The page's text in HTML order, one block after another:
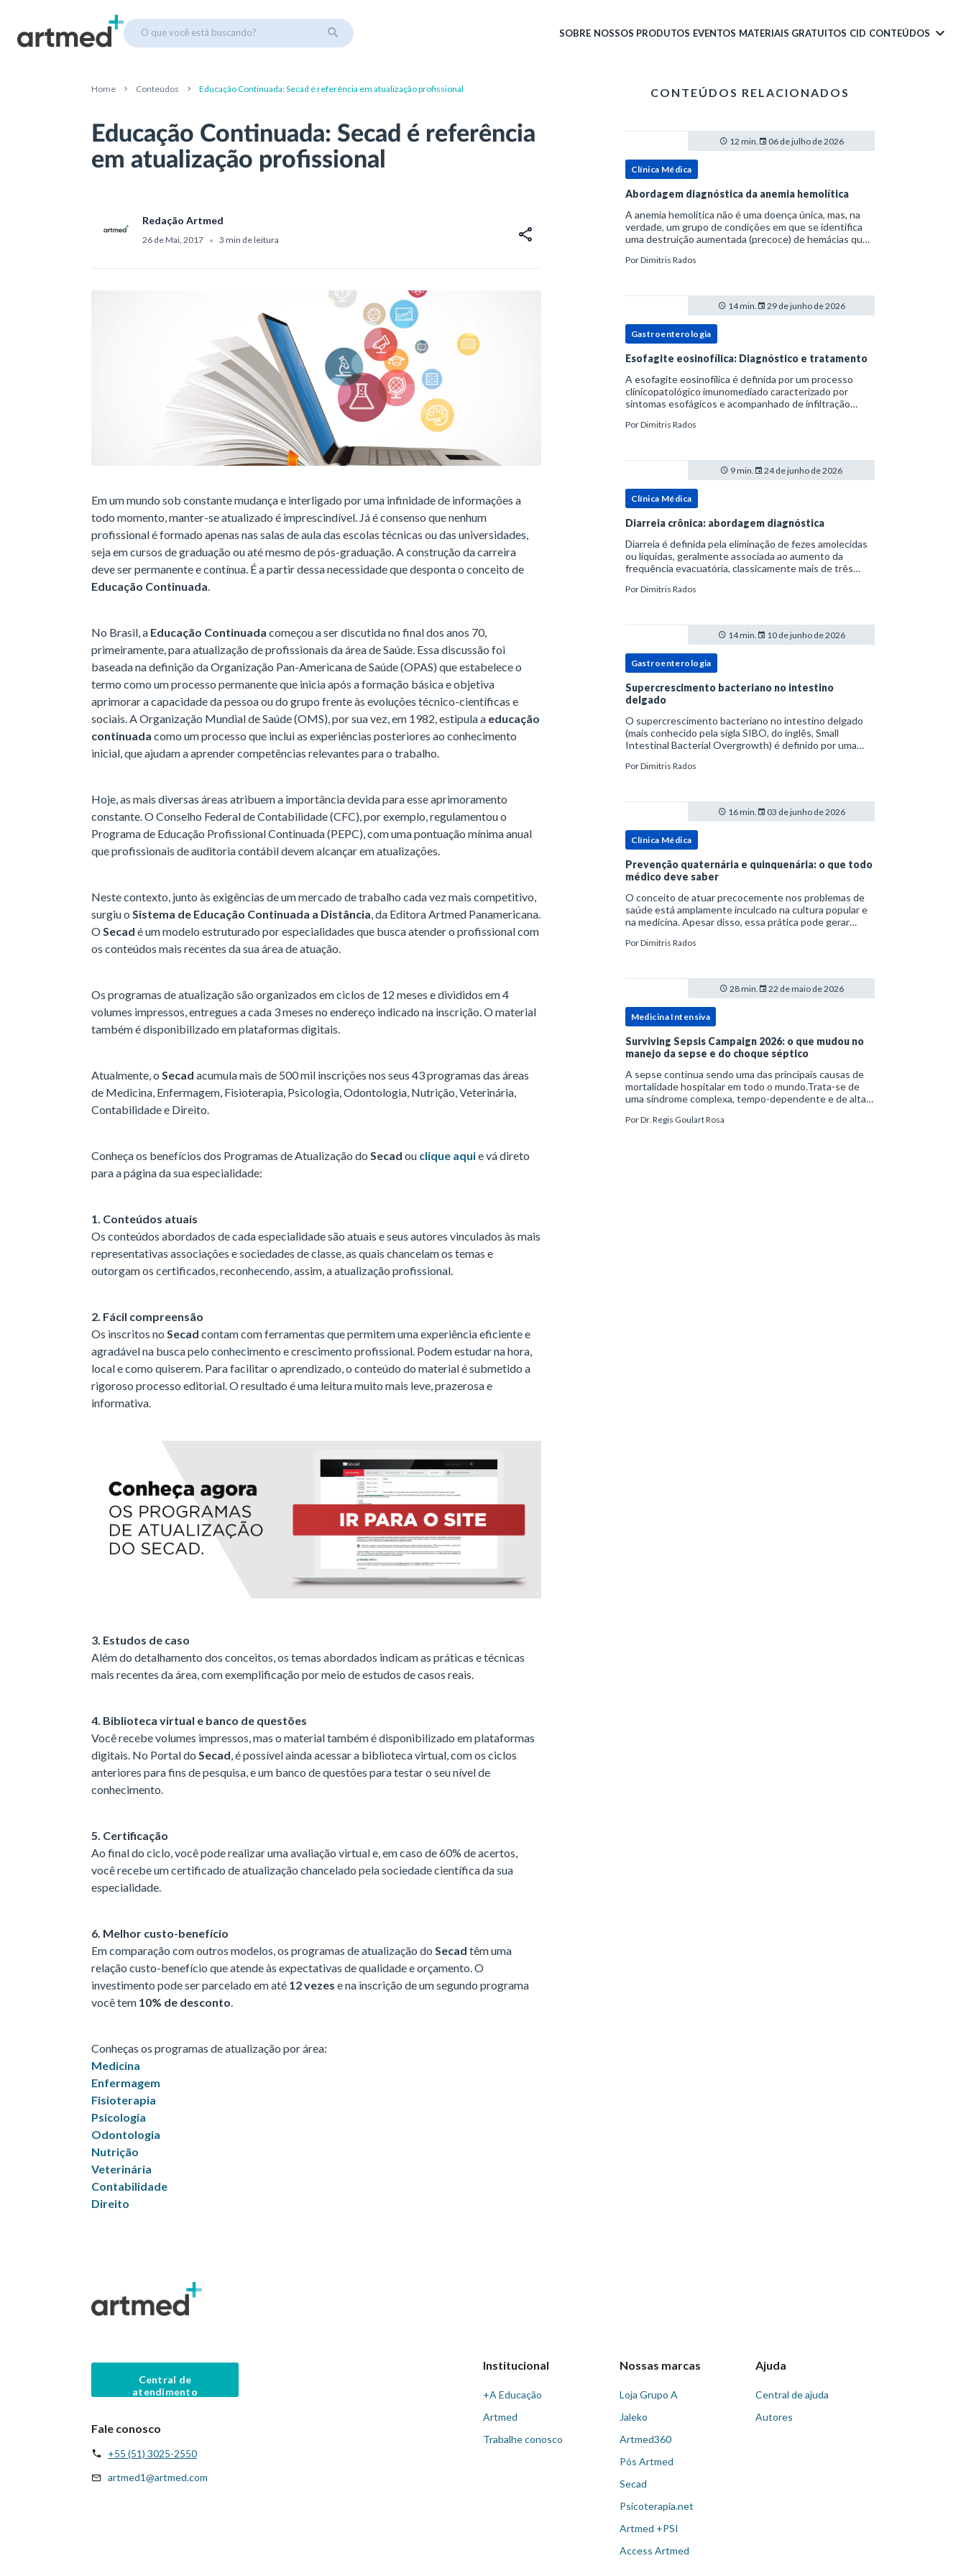
O que você está buscando? SOBRE NOSSOS PRODUTOS EVENTOS MATERIAIS GRATUITOS CID CONTEÚDOS
Home Conteúdos Educação Continuada: Secad é referência em atualização profissional
Educação Continuada: Secad é referência
em atualização profissional
Redação Artmed
26 de Mai, 2017 • 3 min de leitura
Em um mundo sob constante mudança e interligado por uma infinidade de informações a
todo momento, manter-se atualizado é imprescindível. Já é consenso que nenhum
profissional é formado apenas nas salas de aula das escolas técnicas ou das universidades,
seja em cursos de graduação ou até mesmo de pós-graduação. A construção da carreira
deve ser permanente e contínua. É a partir dessa necessidade que desponta o conceito de
Educação Continuada.
No Brasil, a Educação Continuada começou a ser discutida no final dos anos 70,
primeiramente, para atualização de profissionais da área de Saúde. Essa discussão foi
baseada na definição da Organização Pan-Americana de Saúde (OPAS) que estabelece o
termo como um processo permanente que inicia após a formação básica e objetiva
aprimorar a capacidade da pessoa ou do grupo frente às evoluções técnico-científicas e
sociais. A Organização Mundial de Saúde (OMS), por sua vez, em 1982, estipula a educação
continuada como um processo que inclui as experiências posteriores ao conhecimento
inicial, que ajudam a aprender competências relevantes para o trabalho.
Hoje, as mais diversas áreas atribuem a importância devida para esse aprimoramento
constante. O Conselho Federal de Contabilidade (CFC), por exemplo, regulamentou o
Programa de Educação Profissional Continuada (PEPC), com uma pontuação mínima anual
que profissionais de auditoria contábil devem alcançar em atualizações.
Neste contexto, junto às exigências de um mercado de trabalho cada vez mais competitivo,
surgiu o Sistema de Educação Continuada a Distância, da Editora Artmed Panamericana.
OSecad é um modelo estruturado por especialidades que busca atender o profissional com
os conteúdos mais recentes da sua área de atuação.
Os programas de atualização são organizados em ciclos de 12 meses e divididos em 4
volumes impressos, entregues a cada 3 meses no endereço indicado na inscrição. O material
também é disponibilizado em plataformas digitais.
Atualmente, o Secad acumula mais de 500 mil inscrições nos seus 43 programas das áreas
de Medicina, Enfermagem, Fisioterapia, Psicologia, Odontologia, Nutrição, Veterinária,
Contabilidade e Direito.
Conheça os benefícios dos Programas de Atualização do Secad ou clique aquie vá direto
para a página da sua especialidade:
1. Conteúdos atuais
Os conteúdos abordados de cada especialidade são atuais e seus autores vinculados às mais
representativas associações e sociedades de classe, as quais chancelam os temas e
outorgam os certificados, reconhecendo, assim, a atualização profissional.
2. Fácil compreensão
Os inscritos no Secad contam com ferramentas que permitem uma experiência eficiente e
agradável na busca pelo conhecimento e crescimento profissional. Podem estudar na hora,
local e como quiserem. Para facilitar o aprendizado, o conteúdo do material é submetido a
rigoroso processo editorial. O resultado é uma leitura muito mais leve, prazerosa e
informativa.
3. Estudos de caso
Além do detalhamento dos conceitos, os temas abordados indicam as práticas e técnicas
mais recentes da área, com exemplificação por meio de estudos de casos reais.
4. Biblioteca virtual e banco de questões
Você recebe volumes impressos, mas o material também é disponibilizado em plataformas
digitais. No Portal do Secad, é possível ainda acessar a biblioteca virtual, com os ciclos
anteriores para fins de pesquisa, e um banco de questões para testar o seu nível de
conhecimento.
5. Certificação
Ao final do ciclo, você pode realizar uma avaliação virtual e, em caso de 60% de acertos,
você recebe um certificado de atualização chancelado pela sociedade científica da sua
especialidade.
6. Melhor custo-benefício
Em comparação com outros modelos, os programas de atualização do Secad têm uma
relação custo-benefício que atende às expectativas de qualidade e orçamento. O
investimento pode ser parcelado em até 12 vezes e na inscrição de um segundo programa
você tem 10% de desconto.
Conheças os programas de atualização por área:
Medicina
Enfermagem
Fisioterapia
Psicologia
Odontologia
Nutrição
Veterinária
Contabilidade
Direito
CONTEÚDOS RELACIONADOS
12 min. 06 de julho de 2026
Clínica Médica
Abordagem diagnóstica da anemia hemolítica
A anemia hemolítica não é uma doença única, mas, na
verdade, um grupo de condições em que se identifica
uma destruição aumentada (precoce) de hemácias que
óssea.Como a vida média normal da hemácia é de apro
PorDimitris Rados
14 min. 29 de junho de 2026
Gastroenterologia
Esofagite eosinofílica: Diagnóstico e tratamento
A esofagite eosinofílica é definida por um processo
clinicopatológico imunomediado caracterizado por
sintomas esofágicos e acompanhado de infiltração
dentro do espectro da doença do refluxo gastr
PorDimitris Rados
9 min. 24 de junho de 2026
Clínica Médica
Diarreia crônica: abordagem diagnóstica
Diarreia é definida pela eliminação de fezes amolecidas
ou líquidas, geralmente associada ao aumento da
frequência evacuatória, classicamente mais de três
prática, a consistência das fezes costuma s
PorDimitris Rados
14 min. 10 de junho de 2026
Gastroenterologia
Supercrescimento bacteriano no intestino
delgado
O supercrescimento bacteriano no intestino delgado
(mais conhecido pela sigla SIBO, do inglês, Small
Intestinal Bacterial Overgrowth) é definido por uma
específica de disbiose do trato digestivo. P
PorDimitris Rados
16 min. 03 de junho de 2026
Clínica Médica
Prevenção quaternária e quinquenária: o que todo
médico deve saber
O conceito de atuar precocemente nos problemas de
saúde está amplamente inculcado na cultura popular e
na medicina. Apesar disso, essa prática pode gerar
tratamentos podem advir de prevenção excessiva
PorDimitris Rados
28 min. 22 de maio de 2026
Medicina Intensiva
Surviving Sepsis Campaign 2026: o que mudou no
manejo da sepse e do choque séptico
A sepse continua sendo uma das principais causas de
mortalidade hospitalar em todo o mundo.Trata-se de
uma síndrome complexa, tempo-dependente e de alta
manejo estruturado são determinantes para o desfe
PorDr. Regis Goulart Rosa
Central de
atendimento
Fale conosco
+55 (51) 3025-2550
artmed1@artmed.com
Institucional
+A Educação
Artmed
Trabalhe conosco
Nossas marcas
Loja Grupo A
Jaleko
Artmed360
Pós Artmed
Secad
Psicoterapia.net
Artmed +PSI
Access Artmed
Ajuda
Central de ajuda
Autores